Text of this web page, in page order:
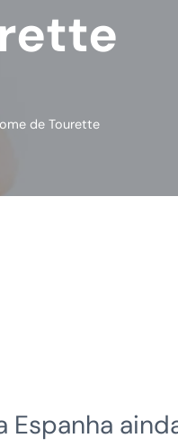
de Tourette
Espanha